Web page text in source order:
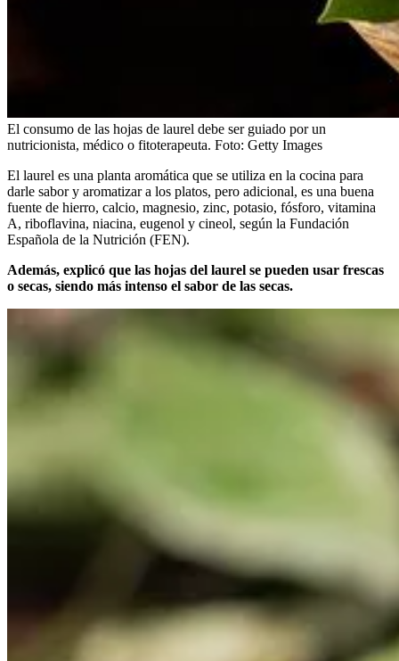
El consumo de las hojas de laurel debe ser guiado por un
nutricionista, médico o fitoterapeuta. Foto: Getty Images
El laurel es una planta aromática que se utiliza en la cocina para
darle sabor y aromatizar a los platos, pero adicional, es una buena
fuente de hierro, calcio, magnesio, zinc, potasio, fósforo, vitamina
A, riboflavina, niacina, eugenol y cineol, según la Fundación
Española de la Nutrición (FEN).
Además, explicó que las hojas del laurel se pueden usar frescas
o secas, siendo más intenso el sabor de las secas.